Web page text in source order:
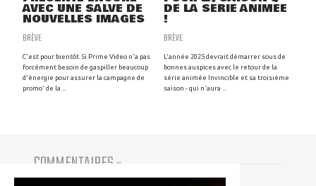
AVEC UNE SALVE DE
NOUVELLES IMAGES
BRÈVE
C'est pour bientôt. Si Prime Video n'a pas
forcément besoin de gaspiller beaucoup
d'énergie pour assurer la campagne de
promo' de la ...
DE LA SÉRIE ANIMÉE
!
BRÈVE
L'année 2025 devrait démarrer sous de
bonnes auspices avec le retour de la
série animée Invincible et sa troisième
saison - qui n'aura ...
COMMENTAIRES (0)